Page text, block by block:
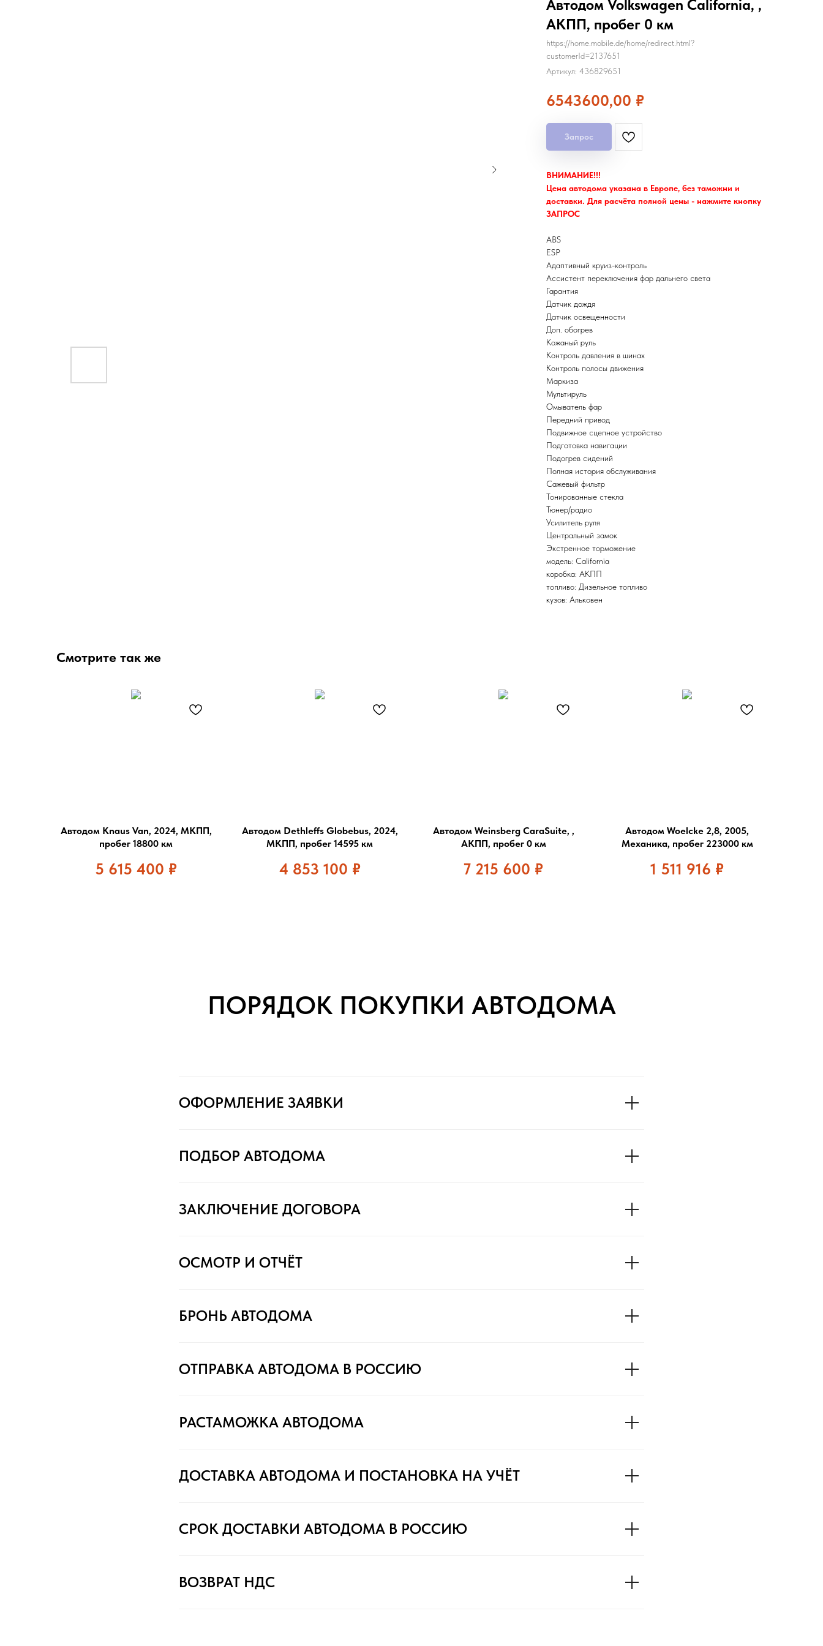
Автодом Volkswagen California, ,
АКПП, пробег 0 км
https://home.mobile.de/home/redirect.html?
customerId=2137651
Артикул: 436829651
6543600,00 ₽
Запрос
ВНИМАНИЕ!!!
Цена автодома указана в Европе, без таможни и
доставки. Для расчёта полной цены - нажмите кнопку
ЗАПРОС
ABS
ESP
Адаптивный круиз-контроль
Ассистент переключения фар дальнего света
Гарантия
Датчик дождя
Датчик освещенности
Доп. обогрев
Кожаный руль
Контроль давления в шинах
Контроль полосы движения
Маркиза
Мультируль
Омыватель фар
Передний привод
Подвижное сцепное устройство
Подготовка навигации
Подогрев сидений
Полная история обслуживания
Сажевый фильтр
Тонированные стекла
Тюнер/радио
Усилитель руля
Центральный замок
Экстренное торможение
модель: California
коробка: АКПП
топливо: Дизельное топливо
кузов: Альковен
Смотрите так же
Автодом Knaus Van, 2024, МКПП,
пробег 18800 км
5 615 400 ₽
Автодом Dethleffs Globebus, 2024,
МКПП, пробег 14595 км
4 853 100 ₽
Автодом Weinsberg CaraSuite, ,
АКПП, пробег 0 км
7 215 600 ₽
Автодом Woelcke 2,8, 2005,
Механика, пробег 223000 км
1 511 916 ₽
ПОРЯДОК ПОКУПКИ АВТОДОМА
ОФОРМЛЕНИЕ ЗАЯВКИ
ПОДБОР АВТОДОМА
ЗАКЛЮЧЕНИЕ ДОГОВОРА
ОСМОТР И ОТЧЁТ
БРОНЬ АВТОДОМА
ОТПРАВКА АВТОДОМА В РОССИЮ
РАСТАМОЖКА АВТОДОМА
ДОСТАВКА АВТОДОМА И ПОСТАНОВКА НА УЧЁТ
СРОК ДОСТАВКИ АВТОДОМА В РОССИЮ
ВОЗВРАТ НДС